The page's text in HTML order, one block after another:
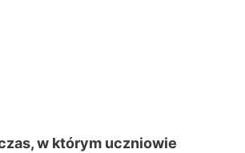
w którym uczniowie